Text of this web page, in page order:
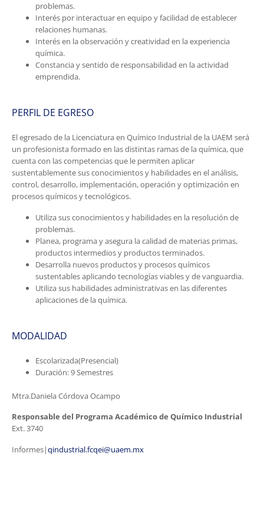
problemas.
Interés por interactuar en equipo y facilidad de establecer
relaciones humanas.
Interés en la observación y creatividad en la experiencia
química.
Constancia y sentido de responsabilidad en la actividad
emprendida.
PERFIL DE EGRESO
El egresado de la Licenciatura en Químico Industrial de la UAEM será
un profesionista formado en las distintas ramas de la química, que
cuenta con las competencias que le permiten aplicar
sustentablemente sus conocimientos y habilidades en el análisis,
control, desarrollo, implementación, operación y optimización en
procesos químicos y tecnológicos.
Utiliza sus conocimientos y habilidades en la resolución de
problemas.
Planea, programa y asegura la calidad de materias primas,
productos intermedios y productos terminados.
Desarrolla nuevos productos y procesos químicos
sustentables aplicando tecnologías viables y de vanguardia.
Utiliza sus habilidades administrativas en las diferentes
aplicaciones de la química.
MODALIDAD
Escolarizada(Presencial)
Duración: 9 Semestres
Mtra.Daniela Córdova Ocampo
Responsable del Programa Académico de Químico Industrial
Ext. 3740
Informes|qindustrial.fcqei@uaem.mx